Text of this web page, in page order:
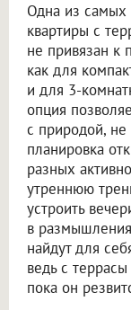
Одна из
квартиры с
не привязан к
как для
и для 3-
опция
с природой,
планировка
разных
утреннюю
устроить
в
найдут для
ведь с
пока он